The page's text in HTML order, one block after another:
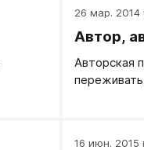
26 мар. 2014
Автор,
Авторская
16 июн. 2015